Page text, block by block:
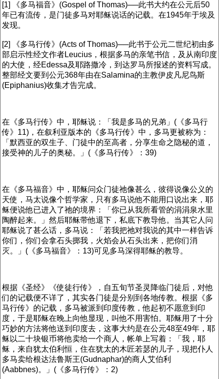
[1] 《多马福音》(Gospel of Thomas)──此书大约在公元后50
年已有流传，是门徒多马对耶稣说话的记载。在1945年于埃及
发现。
[2] 《多马行传》(Acts of Thomas)──此书于公元二世纪初由多
部启示性经文作者Leucius，根据多马的亲笔书信，及从南印度
的大使，经Edessa及耶路撒冷，到达罗马所报述的资料写成。
整部经文要到公元368年由在Salamina的主教伊皮凡尼鸟斯
(Epiphanius)收集才告完成。
在《多马行传》中，耶稣说：「我是多马的兄弟」(《多马行
传》11)，在叙利亚版本的《多马行传》中，多马更被称为：
「默西亚的双生子、门徒中的至高者，分享生命之隐秘的道，
接受神的儿子的奥秘。」(《多马行传》：39)
在《多马福音》中，耶稣问众门徒祂像甚么，彼得说像公义的
天使，马太说像个哲学家，只有多马说他不能用口说出来，耶
稣便说他已进入了祂的境界：「你已从我所看管的涓涓泉水里
陶醉起来。」然后耶稣带他退下，私底下教导他。当其它人问
耶稣说了甚么话，多马说：「若我把祂对我说的其中一样告诉
你们，你们会拿石头掷我，火焰会从石头出来，把你们消
灭。」(《多马福音》：13)可见多马深得耶稣的教导。
根据《圣经》《使徒行传》，自五旬节圣灵降临门徒后，对他
们的记载便不详了，其实各门徒是分别到各地传教。根据《多
马行传》的记载，多马被派到印度传教，他起初不愿意到印
度，于是耶稣在晚上向他显现，叫他不用害怕。耶稣用了十分
巧妙的方法将他送到印度去，这事大约是在公元48至49年，耶
稣以二十块银币将他卖给一个商人，帐单上写着：「我，耶
稣，来自犹太伯利恒，住在犹太的木匠若瑟的儿子，现把仆人
多马卖给根达法鲁斯王(Gudnaphar)的商人艾伯利
(Aabbnes)。」(《多马行传》：2)